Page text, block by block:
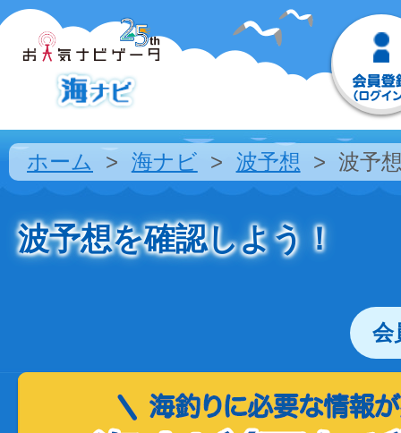
ホーム 海ナビ 波予想 波予
波予想を確認しよう！
会